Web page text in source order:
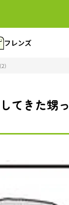
フレンズ
てきた甥